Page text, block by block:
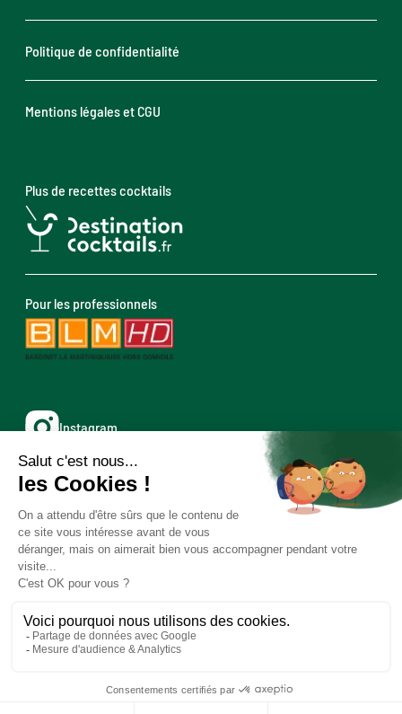
Politique de confidentialité
Mentions légales et CGU
Plus de recettes cocktails
Pour les professionnels
Instagram
Facebook
X
© Copyright 2026 - Caraïbos - Tous droits réservés - Réalisé
parKaizen Agency
L’ABUS D’ALCOOL EST DANGEREUX